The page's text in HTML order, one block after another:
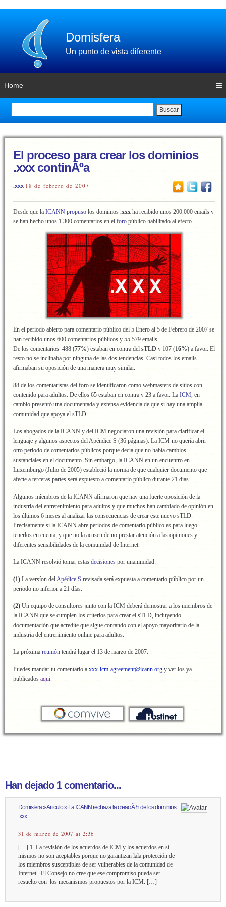
Domisfera
Un punto de vista diferente
Home
Buscar
El proceso para crear los dominios
.xxx continÃºa
.xxx 18 de febrero de 2007
Desde que la ICANN propuso los dominios .xxx ha recibido unos 200.000 emails y
se han hecho unos 1.300 comentarios en el foro público habilitado al efecto.
En el periodo abierto para comentario público del 5 Enero al 5 de Febrero de 2007 se
han recibido unos 600 comentarios públicos y 55.579 emails.
De los comentarios 488 (77%) estaban en contra del sTLD y 107 (16%) a favor. El
resto no se inclinaba por ninguna de las dos tendencias. Casi todos los emails
afirmaban su oposición de una manera muy similar.
88 de los comentaristas del foro se identificaron como webmasters de sitios con
contenido para adultos. De ellos 65 estaban en contra y 23 a favor. La ICM, en
cambio presentó una documentada y extensa evidencia de que sí hay una amplia
comunidad que apoya el sTLD.
Los abogados de la ICANN y del ICM negociaron una revisión para clarificar el
lenguaje y algunos aspectos del Apéndice S (36 páginas). La ICM no quería abrir
otro periodo de comentarios públicos porque decía que no había cambios
sustanciales en el documento. Sin embargo, la ICANN en un encuentro en
Luxemburgo (Julio de 2005) estableció la norma de que cualquier documento que
afecte a terceras partes será expuesto a comentario público durante 21 días.
Algunos miembros de la ICANN afirmaron que hay una fuerte oposición de la
industria del entretenimiento para adultos y que muchos han cambiado de opinión en
los últimos 6 meses al analizar las consecuencias de crear este nuevo sTLD.
Precisamente si la ICANN abre periodos de comentario público es para luego
tenerlos en cuenta, y que no la acusen de no prestar atención a las opiniones y
diferentes sensibilidades de la comunidad de Internet.
La ICANN resolvió tomar estas decisiones por unanimidad:
(1) La versíon delApédice S revisada será expuesta a comentario público por un
periodo no inferior a 21 días.
(2) Un equipo de consultores junto con la ICM deberá demostrar a los miembros de
la ICANN que se cumplen los criterios para crear el sTLD, incluyendo
documentación que acredite que sigue contando con el apoyo mayoritario de la
industria del entrenimiento online para adultos.
La próxima reunión tendrá lugar el 13 de marzo de 2007.
Puedes mandar tu comentario a xxx-icm-agreement@icann.org y ver los ya
publicados aqui.
Han dejado 1 comentario...
Domisfera » Articulo » La ICANN rechaza la creaciÃ³n de los dominios
.xxx
31 de marzo de 2007 at 2:36
[…] 1. La revisión de los acuerdos de ICM y los acuerdos en sí
mismos no son aceptables porque no garantizan lala protección de
los miembros susceptibles de ser vulnerables de la comunidad de
Internet.. El Consejo no cree que ese compromiso pueda ser
resuelto con los mecanismos propuestos por la ICM. […]